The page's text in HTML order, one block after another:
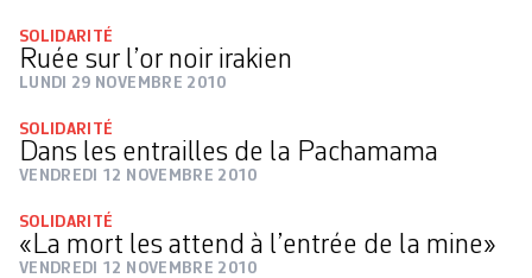
SOLIDARITÉ
Ruée sur l’or noir irakien
LUNDI 29 NOVEMBRE 2010
SOLIDARITÉ
Dans les entrailles de la Pachamama
VENDREDI 12 NOVEMBRE 2010
SOLIDARITÉ
«La mort les attend à l’entrée de la mine»
VENDREDI 12 NOVEMBRE 2010